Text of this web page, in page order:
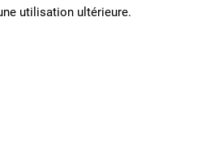
utilisation ultérieure.